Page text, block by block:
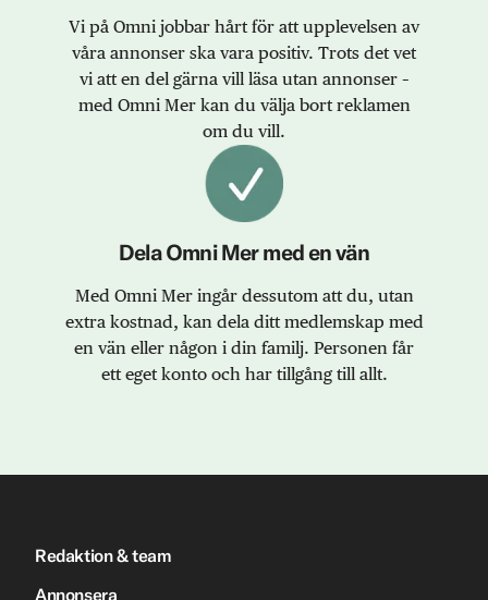
Vi på Omni jobbar hårt för att upplevelsen av
våra annonser ska vara positiv. Trots det vet
vi att en del gärna vill läsa utan annonser –
med Omni Mer kan du välja bort reklamen
om du vill.
Dela Omni Mer med en vän
Med Omni Mer ingår dessutom att du, utan
extra kostnad, kan dela ditt medlemskap med
en vän eller någon i din familj. Personen får
ett eget konto och har tillgång till allt.
Redaktion & team
Annonsera